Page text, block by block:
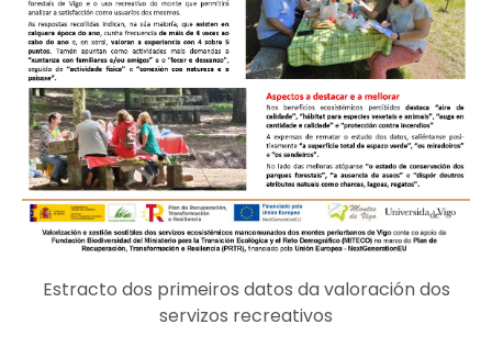
Estracto dos primeiros datos da valoración dos
servizos recreativos